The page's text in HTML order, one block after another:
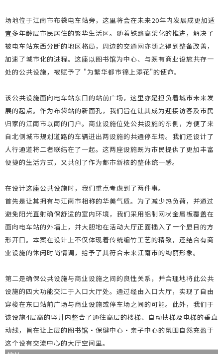
场地位于江南市布袋电车站旁，这里将会在未来20年内发展成更加适
宜多年龄层市民居住的繁华生活区。随着铁路高架化的推进，解决了
被电车站东西分断的地区格局，周边的交通网亦随之得到整备改善，
加速了城市化的进程。这座以图书馆为中心、与既有商业设施共存一
处的公共设施，被赋予了 "为繁华都市锦上添花"的使命。
该公共设施面向电车站东口的站前广场，这里亦是担负着城市未来发
展的起点。作为布袋站的新面孔，我们旨在让其成为迎接访客及市民
归家的江南市以南的门户。商业设施位处公共设施的东侧，方便了来
自北侧城市规划道路的车辆进出两设施的共通停车场。我们还设计了
人行通道将二者联结在了一起。这两座设施既为市民提供了更加丰富
便捷的生活方式，又共创了作为都市新核的整体统一感。
在设计这座公共设施时，我们重点考虑到了两件事。
首先是让其拥有与江南市相称的华美气质。为了减少热负荷，并通过
避免阳光直射确保舒适的室内环境，我们采用铝制网状金属板覆盖在
面向电车站的外墙上，并大胆地在活动大厅正面插入了一个显目的方
形开口。本案在设计上不仅体现着传统编竹工艺的精致，还结合有商
业设施的休闲时尚情调，给予了其符合未来江南市的绚丽形象。
第二是确保公共设施与商业设施之间的良性关系，并合理地将此公共
设施的四大功能交汇于入口大厅处。通过经由入口大厅，实现了自由
穿梭在东口站前广场与商业设施或停车场之间的可能。此外，我们于
该设施4层高的竖井内整合了通往高层的楼梯、自动扶梯及电梯的垂直
动线，旨在让上层的图书馆·保健中心·亲子中心的氛围自然充盈于
这个设有交流中心的大厅空间里。